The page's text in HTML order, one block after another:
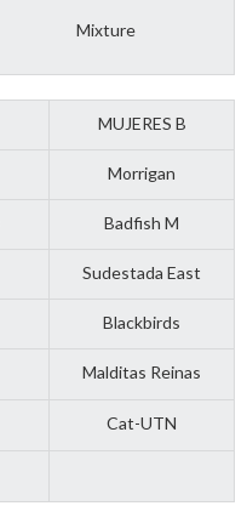
Mixture
MUJERES B
Morrigan
Badfish M
Sudestada East
Blackbirds
Malditas Reinas
Cat-UTN